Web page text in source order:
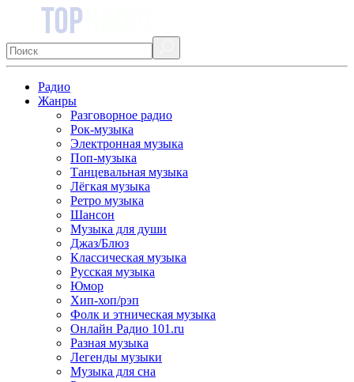
Радио
Жанры
Разговорное радио
Рок-музыка
Электронная музыка
Поп-музыка
Танцевальная музыка
Лёгкая музыка
Ретро музыка
Шансон
Музыка для души
Джаз/Блюз
Классическая музыка
Русская музыка
Юмор
Хип-хоп/рэп
Фолк и этническая музыка
Онлайн Радио 101.ru
Разная музыка
Легенды музыки
Музыка для сна